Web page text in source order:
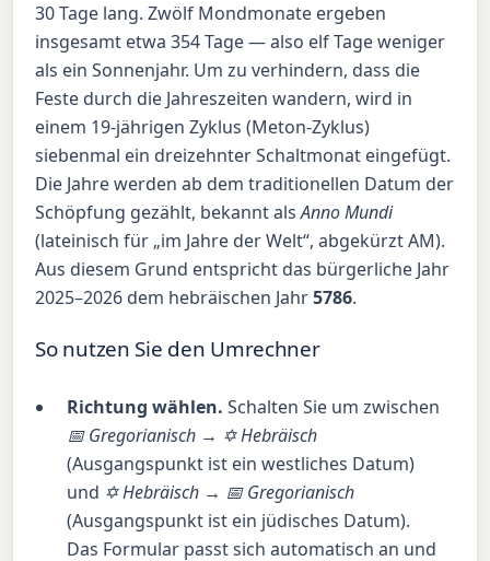
30 Tage lang. Zwölf Mondmonate ergeben
insgesamt etwa 354 Tage — also elf Tage weniger
als ein Sonnenjahr. Um zu verhindern, dass die
Feste durch die Jahreszeiten wandern, wird in
einem 19-jährigen Zyklus (Meton-Zyklus)
siebenmal ein dreizehnter Schaltmonat eingefügt.
Die Jahre werden ab dem traditionellen Datum der
Schöpfung gezählt, bekannt alsAnno Mundi
(lateinisch für „im Jahre der Welt“, abgekürzt AM).
Aus diesem Grund entspricht das bürgerliche Jahr
2025–2026 dem hebräischen Jahr5786.
So nutzen Sie den Umrechner
Richtung wählen. Schalten Sie um zwischen
📅 Gregorianisch → ✡ Hebräisch
(Ausgangspunkt ist ein westliches Datum)
und ✡ Hebräisch → 📅 Gregorianisch
(Ausgangspunkt ist ein jüdisches Datum).
Das Formular passt sich automatisch an und